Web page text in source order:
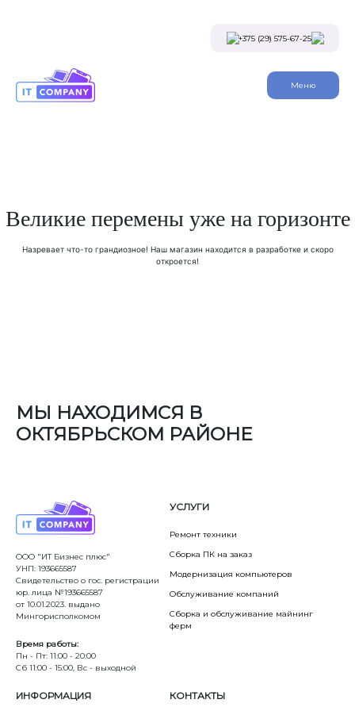
+375 (29) 575-67-25
Меню
Великие перемены уже на горизонте
Назревает что-то грандиозное! Наш магазин находится в разработке и скоро
откроется!
МЫ НАХОДИМСЯ В
ОКТЯБРЬСКОМ РАЙОНЕ
ООО "ИТ Бизнес плюс"
УНП: 193665587
Свидетельство о гос. регистрации
юр. лица №193665587
от 10.01.2023. выдано
Мингорисполкомом
Время работы:
Пн - Пт: 11:00 - 20:00
Сб 11:00 - 15:00, Вс - выходной
УСЛУГИ
Ремонт техники
Сборка ПК на заказ
Модернизация компьютеров
Обслуживание компаний
Сборка и обслуживание майнинг
ферм
ИНФОРМАЦИЯ КОНТАКТЫ